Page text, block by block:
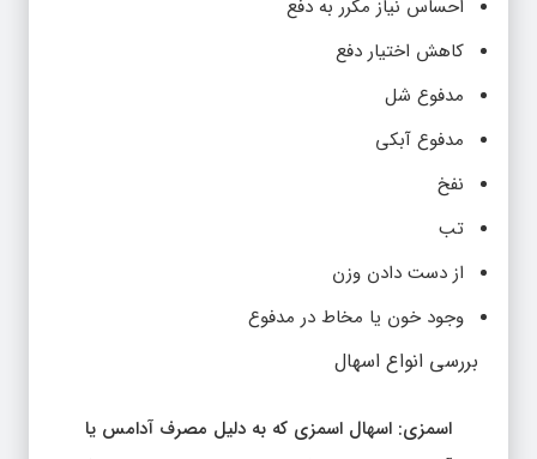
احساس نیاز مکرر به دفع
کاهش اختیار دفع
مدفوع شل
مدفوع آبکی
نفخ
تب
از دست دادن وزن
وجود خون یا مخاط در مدفوع
بررسی انواع اسهال
اسمزی: اسهال اسمزی که به دلیل مصرف آدامس یا